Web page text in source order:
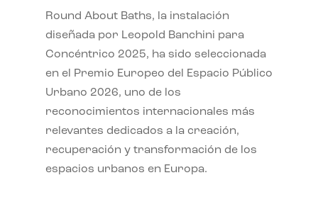
Round About Baths, la instalación
diseñada por Leopold Banchini para
Concéntrico 2025, ha sido seleccionada
en el Premio Europeo del Espacio Público
Urbano 2026, uno de los
reconocimientos internacionales más
relevantes dedicados a la creación,
recuperación y transformación de los
espacios urbanos en Europa.